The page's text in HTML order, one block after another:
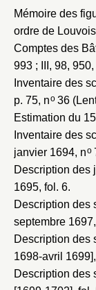
Mémoire des
ordre de
Comptes des
993 ; III, 98,
Inventaire des
p. 75, no36
Estimation du
Inventaire des
janvier 1694, no
Description des
1695, fol. 6.
Description des
septembre 1697
Description des
1698-avril 1699]
Description des
Vous n'êtes pas
Vous avez